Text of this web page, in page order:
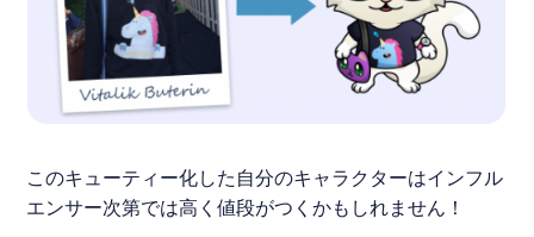
このキューティー化した自分のキャラクターはインフル
エンサー次第では高く値段がつくかもしれません！